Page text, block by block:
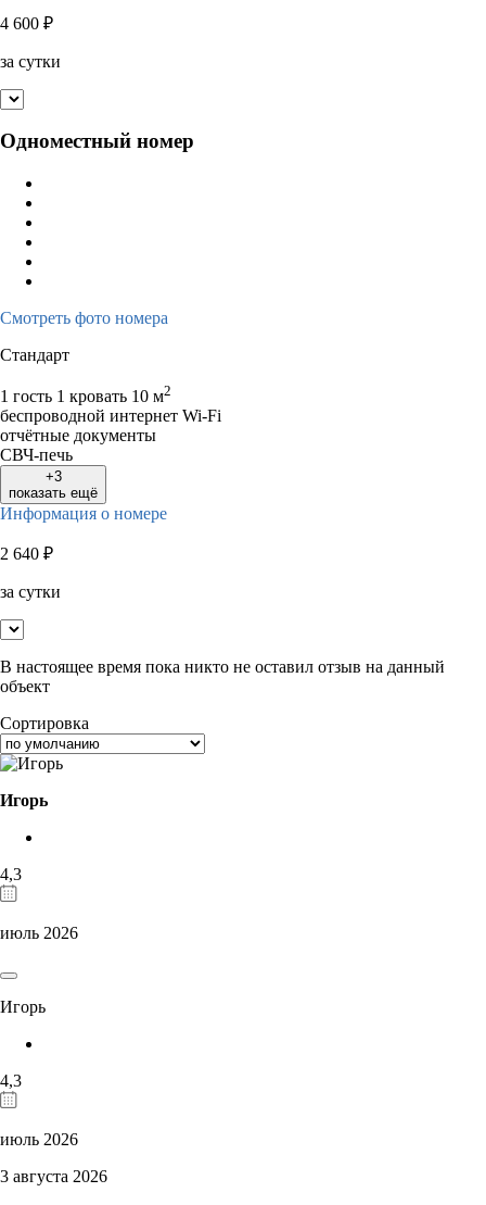
4 600 ₽
за сутки
Одноместный номер
Смотреть фото номера
Стандарт
1 гость 1 кровать 10 м2
беспроводной интернет Wi-Fi
отчётные документы
СВЧ-печь
+3
показать ещё
Информация о номере
2 640 ₽
за сутки
В настоящее время пока никто не оставил отзыв на данный
объект
Сортировка
Игорь
4,3
июль 2026
Игорь
4,3
июль 2026
3 августа 2026